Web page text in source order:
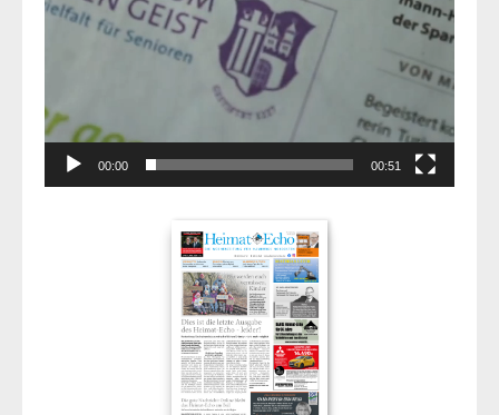
00:00 00:51